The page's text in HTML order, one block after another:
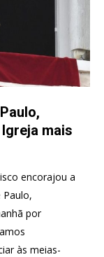
mais
encorajou a
por
às meias-